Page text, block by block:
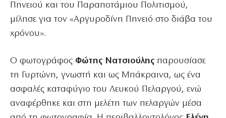
Πηνειού και του Παραποτάμιου Πολιτισμού,
μίλησε για τον «Αργυροδίνη Πηνειό στο διάβα του
χρόνου».
Ο φωτογράφος Φώτης Νατσιούλης παρουσίασε
τη Γυρτώνη, γνωστή και ως Μπάκραινα, ως ένα
ασφαλές καταφύγιο του Λευκού Πελαργού, ενώ
αναφέρθηκε και στη μελέτη των πελαργών μέσα